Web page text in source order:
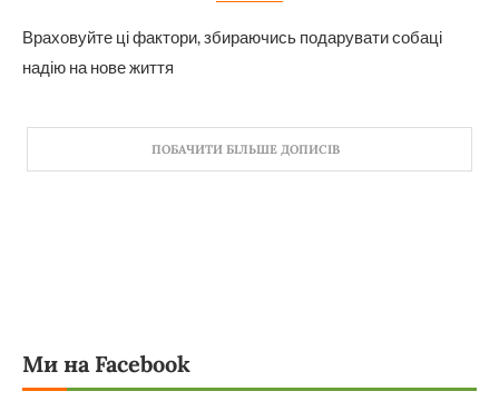
Враховуйте ці фактори, збираючись подарувати собаці
надію на нове життя
ПОБАЧИТИ БІЛЬШЕ ДОПИСІВ
Ми на Facebook